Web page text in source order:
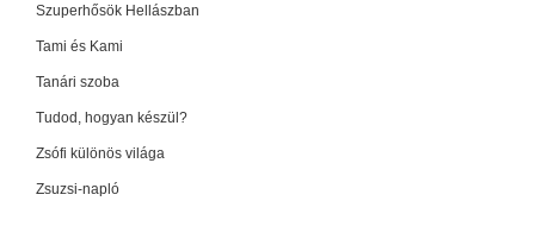
Szuperhősök Hellászban
Tami és Kami
Tanári szoba
Tudod, hogyan készül?
Zsófi különös világa
Zsuzsi-napló